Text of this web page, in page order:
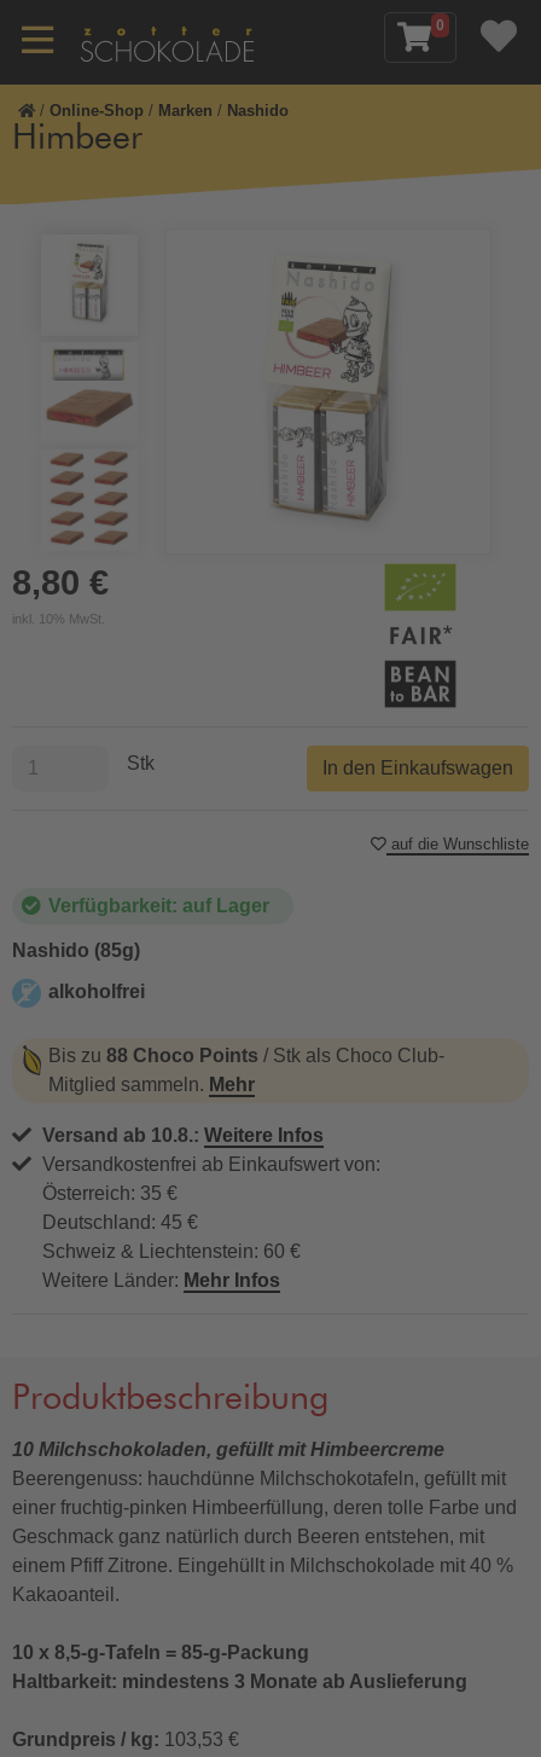
0
/ Online-Shop / Marken / Nashido
Himbeer
8,80 €
inkl. 10% MwSt.
Verfügbarkeit: auf Lager
Nashido (85g)
alkoholfrei
Bis zu 88 Choco Points / Stk als Choco Club-
Mitglied sammeln. Mehr
Versand ab 10.8.: Weitere Infos
Versandkostenfrei ab Einkaufswert von:
Österreich: 35 €
Deutschland: 45 €
Schweiz & Liechtenstein: 60 €
Weitere Länder: Mehr Infos
Stk In den Einkaufswagen
auf die Wunschliste
Produktbeschreibung
10 Milchschokoladen, gefüllt mit Himbeercreme
Beerengenuss: hauchdünne Milchschokotafeln, gefüllt mit
einer fruchtig-pinken Himbeerfüllung, deren tolle Farbe und
Geschmack ganz natürlich durch Beeren entstehen, mit
einem Pfiff Zitrone. Eingehüllt in Milchschokolade mit 40 %
Kakaoanteil.
10 x 8,5-g-Tafeln = 85-g-Packung
Haltbarkeit: mindestens 3 Monate ab Auslieferung
Grundpreis / kg: 103,53 €